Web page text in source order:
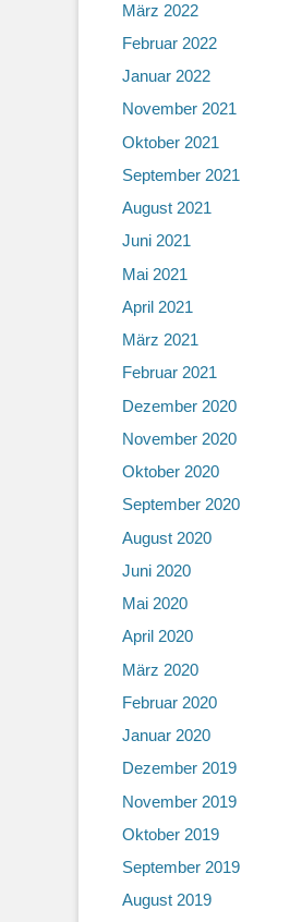
März 2022
Februar 2022
Januar 2022
November 2021
Oktober 2021
September 2021
August 2021
Juni 2021
Mai 2021
April 2021
März 2021
Februar 2021
Dezember 2020
November 2020
Oktober 2020
September 2020
August 2020
Juni 2020
Mai 2020
April 2020
März 2020
Februar 2020
Januar 2020
Dezember 2019
November 2019
Oktober 2019
September 2019
August 2019